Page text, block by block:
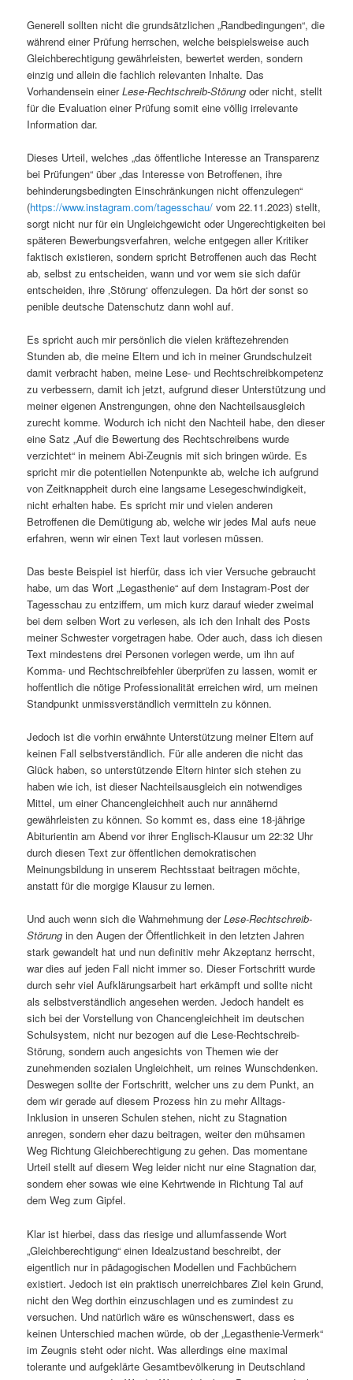
Generell sollten nicht die grundsätzlichen „Randbedingungen“, die
während einer Prüfung herrschen, welche beispielsweise auch
Gleichberechtigung gewährleisten, bewertet werden, sondern
einzig und allein die fachlich relevanten Inhalte. Das
Vorhandensein einerLese-Rechtschreib-Störung oder nicht, stellt
für die Evaluation einer Prüfung somit eine völlig irrelevante
Information dar.
Dieses Urteil, welches „das öffentliche Interesse an Transparenz
bei Prüfungen“ über „das Interesse von Betroffenen, ihre
behinderungsbedingten Einschränkungen nicht offenzulegen“
(https://www.instagram.com/tagesschau/ vom 22.11.2023) stellt,
sorgt nicht nur für ein Ungleichgewicht oder Ungerechtigkeiten bei
späteren Bewerbungsverfahren, welche entgegen aller Kritiker
faktisch existieren, sondern spricht Betroffenen auch das Recht
ab, selbst zu entscheiden, wann und vor wem sie sich dafür
entscheiden, ihre ‚Störung‘ offenzulegen. Da hört der sonst so
penible deutsche Datenschutz dann wohl auf.
Es spricht auch mir persönlich die vielen kräftezehrenden
Stunden ab, die meine Eltern und ich in meiner Grundschulzeit
damit verbracht haben, meine Lese- und Rechtschreibkompetenz
zu verbessern, damit ich jetzt, aufgrund dieser Unterstützung und
meiner eigenen Anstrengungen, ohne den Nachteilsausgleich
zurecht komme. Wodurch ich nicht den Nachteil habe, den dieser
eine Satz „Auf die Bewertung des Rechtschreibens wurde
verzichtet“ in meinem Abi-Zeugnis mit sich bringen würde. Es
spricht mir die potentiellen Notenpunkte ab, welche ich aufgrund
von Zeitknappheit durch eine langsame Lesegeschwindigkeit,
nicht erhalten habe. Es spricht mir und vielen anderen
Betroffenen die Demütigung ab, welche wir jedes Mal aufs neue
erfahren, wenn wir einen Text laut vorlesen müssen.
Das beste Beispiel ist hierfür, dass ich vier Versuche gebraucht
habe, um das Wort „Legasthenie“ auf dem Instagram-Post der
Tagesschau zu entziffern, um mich kurz darauf wieder zweimal
bei dem selben Wort zu verlesen, als ich den Inhalt des Posts
meiner Schwester vorgetragen habe. Oder auch, dass ich diesen
Text mindestens drei Personen vorlegen werde, um ihn auf
Komma- und Rechtschreibfehler überprüfen zu lassen, womit er
hoffentlich die nötige Professionalität erreichen wird, um meinen
Standpunkt unmissverständlich vermitteln zu können.
Jedoch ist die vorhin erwähnte Unterstützung meiner Eltern auf
keinen Fall selbstverständlich. Für alle anderen die nicht das
Glück haben, so unterstützende Eltern hinter sich stehen zu
haben wie ich, ist dieser Nachteilsausgleich ein notwendiges
Mittel, um einer Chancengleichheit auch nur annähernd
gewährleisten zu können. So kommt es, dass eine 18-jährige
Abiturientin am Abend vor ihrer Englisch-Klausur um 22:32 Uhr
durch diesen Text zur öffentlichen demokratischen
Meinungsbildung in unserem Rechtsstaat beitragen möchte,
anstatt für die morgige Klausur zu lernen.
Und auch wenn sich die Wahrnehmung derLese-Rechtschreib-
Störung in den Augen der Öffentlichkeit in den letzten Jahren
stark gewandelt hat und nun definitiv mehr Akzeptanz herrscht,
war dies auf jeden Fall nicht immer so. Dieser Fortschritt wurde
durch sehr viel Aufklärungsarbeit hart erkämpft und sollte nicht
als selbstverständlich angesehen werden. Jedoch handelt es
sich bei der Vorstellung von Chancengleichheit im deutschen
Schulsystem, nicht nur bezogen auf die Lese-Rechtschreib-
Störung, sondern auch angesichts von Themen wie der
zunehmenden sozialen Ungleichheit, um reines Wunschdenken.
Deswegen sollte der Fortschritt, welcher uns zu dem Punkt, an
dem wir gerade auf diesem Prozess hin zu mehr Alltags-
Inklusion in unseren Schulen stehen, nicht zu Stagnation
anregen, sondern eher dazu beitragen, weiter den mühsamen
Weg Richtung Gleichberechtigung zu gehen. Das momentane
Urteil stellt auf diesem Weg leider nicht nur eine Stagnation dar,
sondern eher sowas wie eine Kehrtwende in Richtung Tal auf
dem Weg zum Gipfel.
Klar ist hierbei, dass das riesige und allumfassende Wort
„Gleichberechtigung“ einen Idealzustand beschreibt, der
eigentlich nur in pädagogischen Modellen und Fachbüchern
existiert. Jedoch ist ein praktisch unerreichbares Ziel kein Grund,
nicht den Weg dorthin einzuschlagen und es zumindest zu
versuchen. Und natürlich wäre es wünschenswert, dass es
keinen Unterschied machen würde, ob der „Legasthenie-Vermerk“
im Zeugnis steht oder nicht. Was allerdings eine maximal
tolerante und aufgeklärte Gesamtbevölkerung in Deutschland